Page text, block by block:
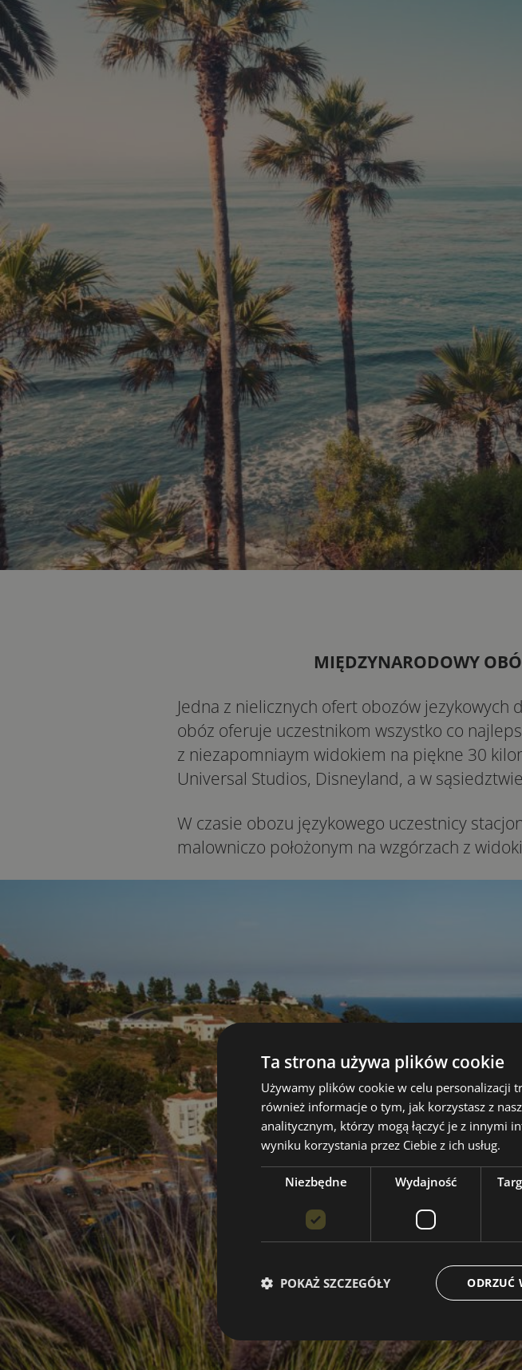
MIĘDZYNARODOWY
Jedna z nielicznych ofert obozów jezykowych
obóz oferuje uczestnikom wszystko co
z niezapomniaym widokiem na piękne 30
Universal Studios, Disneyland, a w
W czasie obozu językowego uczestnicy
malowniczo położonym na wzgórzach z
Ta strona używa plików cookie
Używamy plików cookie w celu personalizacji
również informacje o tym, jak korzystasz z
analitycznym, którzy mogą łączyć je z innymi
wyniku korzystania przez Ciebie z ich usług.
Niezbędne Wydajność
ODRZUĆ
POKAŻ SZCZEGÓŁY